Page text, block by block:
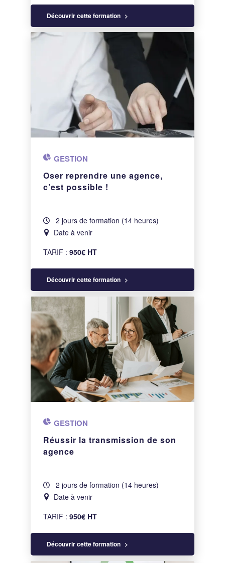
Découvrir cette formation
GESTION
Oser reprendre une agence,
c’est possible !
2 jours de formation (14 heures)
Date à venir
TARIF :950€ HT
Découvrir cette formation
GESTION
Réussir la transmission de son
agence
2 jours de formation (14 heures)
Date à venir
TARIF :950€ HT
Découvrir cette formation